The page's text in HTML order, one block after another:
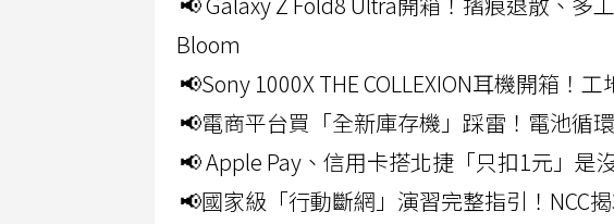
Bloom
📢Sony 1000X THE COLLEXION耳機開箱！
📢電商平台買「全新庫存機」踩雷！電池循
📢 Apple Pay、信用卡搭北捷「只扣1元」是
📢國家級「行動斷網」演習完整指引！NCC